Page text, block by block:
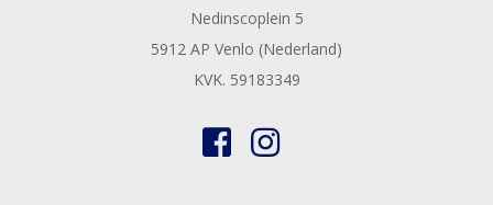
Nedinscoplein 5
5912 AP Venlo (Nederland)
KVK. 59183349